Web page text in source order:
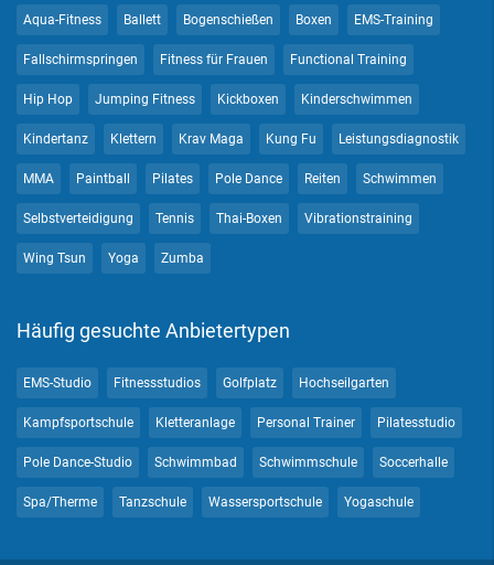
Aqua-Fitness Ballett Bogenschießen Boxen EMS-Training
Fallschirmspringen Fitness für Frauen Functional Training
Hip Hop Jumping Fitness Kickboxen Kinderschwimmen
Kindertanz Klettern Krav Maga Kung Fu Leistungsdiagnostik
MMA Paintball Pilates Pole Dance Reiten Schwimmen
Selbstverteidigung Tennis Thai-Boxen Vibrationstraining
Wing Tsun Yoga Zumba
Häufig gesuchte Anbietertypen
EMS-Studio Fitnessstudios Golfplatz Hochseilgarten
Kampfsportschule Kletteranlage Personal Trainer Pilatesstudio
Pole Dance-Studio Schwimmbad Schwimmschule Soccerhalle
Spa/Therme Tanzschule Wassersportschule Yogaschule